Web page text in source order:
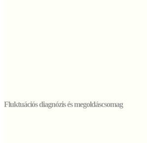
Fluktuációs diagnózis és megoldáscsomag